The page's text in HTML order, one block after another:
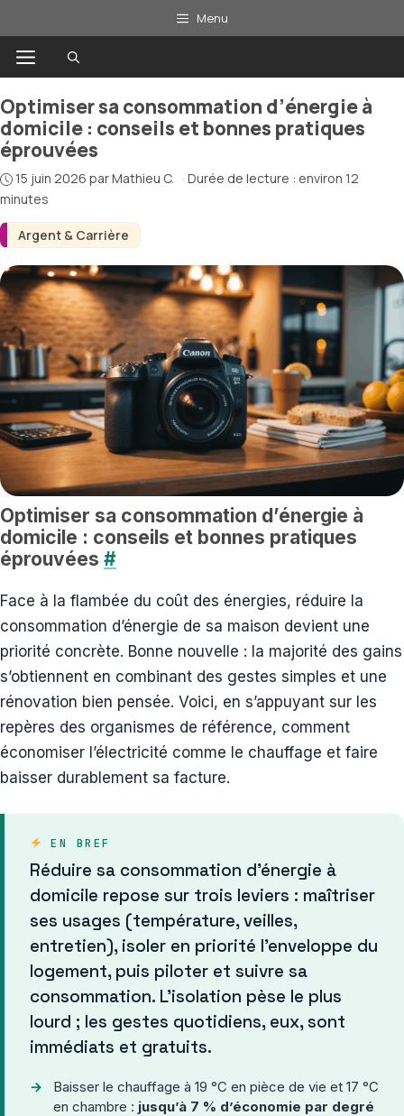
au
contenu
Menu
Menu
Argent & Carrière
Optimiser sa consommation d’énergie à
domicile : conseils et bonnes pratiques
éprouvées
15 juin 2026 parMathieu C. · Durée de lecture : environ 12
minutes
Optimiser sa consommation d’énergie à
domicile : conseils et bonnes pratiques
éprouvées #
Face à la flambée du coût des énergies, réduire la
consommation d’énergie de sa maison devient une
priorité concrète. Bonne nouvelle : la majorité des gains
s’obtiennent en combinant des gestes simples et une
rénovation bien pensée. Voici, en s’appuyant sur les
repères des organismes de référence, comment
économiser l’électricité comme le chauffage et faire
baisser durablement sa facture.
EN BREF
Réduire sa consommation d’énergie à
domicile repose sur trois leviers : maîtriser
ses usages (température, veilles,
entretien), isoler en priorité l’enveloppe du
logement, puis piloter et suivre sa
consommation. L’isolation pèse le plus
lourd ; les gestes quotidiens, eux, sont
immédiats et gratuits.
Baisser le chauffage à 19 °C en pièce de vie et 17 °C
en chambre : jusqu’à 7 % d’économie par degré